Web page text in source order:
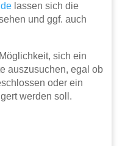
lassen sich die
und ggf. auch
sich ein
auszusuchen, egal ob
oder ein
werden soll.